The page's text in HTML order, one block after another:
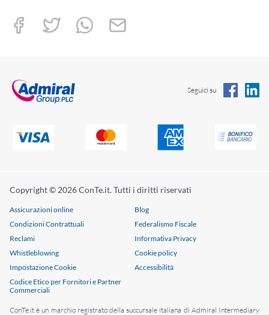
Seguici su
Copyright © 2026 ConTe.it. Tutti i diritti riservati
Assicurazioni online
Blog
Condizioni Contrattuali
Federalismo Fiscale
Reclami
Informativa Privacy
Whistleblowing
Cookie policy
Impostazione Cookie
Accessibilità
Codice Etico per Fornitori e Partner
Commerciali
ConTe.it è un marchio registrato della succursale italiana di Admiral Intermediary